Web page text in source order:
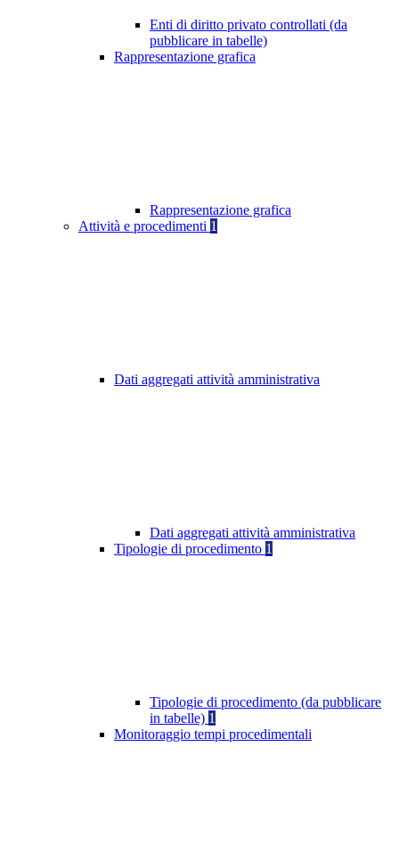
Enti di diritto privato controllati (da
pubblicare in tabelle)
Rappresentazione grafica
Rappresentazione grafica
Attività e procedimenti 1
Dati aggregati attività amministrativa
Dati aggregati attività amministrativa
Tipologie di procedimento 1
Tipologie di procedimento (da pubblicare
in tabelle) 1
Monitoraggio tempi procedimentali